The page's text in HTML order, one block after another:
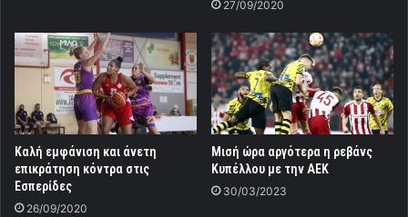
27/09/2020
Καλή εμφάνιση και άνετη
επικράτηση κόντρα στις
Εσπερίδες
26/09/2020
Mισή ώρα αργότερα η ρεβάνς
Κυπέλλου με την ΑΕΚ
30/03/2023